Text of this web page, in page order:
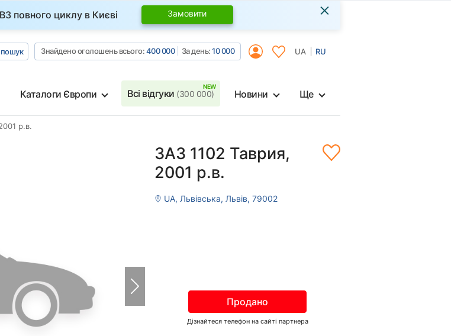
повного циклу в Києві Замовити ×
Знайдено оголошень всього:400 000 За день:10 000 UA RU
Каталоги Європи Всі відгуки (300 000) Новини Ще
р.в.
ЗАЗ 1102 Таврия,
2001 р.в.
UA, Львівська, Львів, 79002
Продано
Дізнайтеся телефон на сайті партнера